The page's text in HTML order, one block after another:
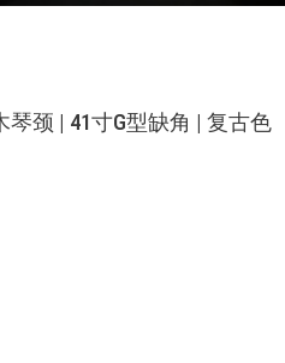
琴颈 | 41寸G型缺角 | 复古色